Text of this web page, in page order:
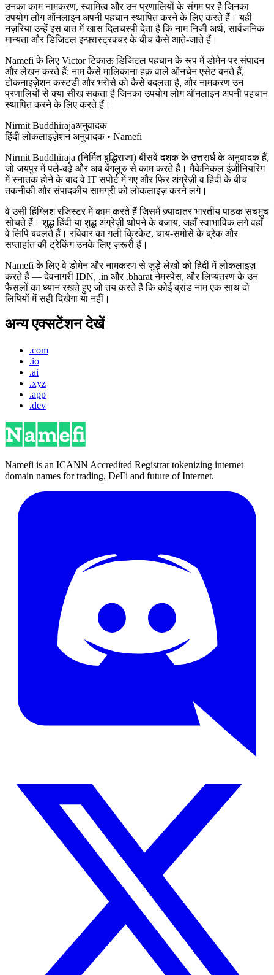
उनका काम नामकरण, स्वामित्व और उन प्रणालियों के संगम पर है जिनका
उपयोग लोग ऑनलाइन अपनी पहचान स्थापित करने के लिए करते हैं। यही
नज़रिया उन्हें इस बात में खास दिलचस्पी देता है कि नाम निजी अर्थ, सार्वजनिक
मान्यता और डिजिटल इन्फ़्रास्ट्रक्चर के बीच कैसे आते-जाते हैं।
Namefi के लिए Victor टिकाऊ डिजिटल पहचान के रूप में डोमेन पर संपादन
और लेखन करते हैं: नाम कैसे मालिकाना हक़ वाले ऑनचेन एसेट बनते हैं,
टोकनाइज़ेशन कस्टडी और भरोसे को कैसे बदलता है, और नामकरण उन
प्रणालियों से क्या सीख सकता है जिनका उपयोग लोग ऑनलाइन अपनी पहचान
स्थापित करने के लिए करते हैं।
Nirmit Buddhirajaअनुवादक
हिंदी लोकलाइज़ेशन अनुवादक • Namefi
Nirmit Buddhiraja (निर्मित बुद्धिराजा) बीसवें दशक के उत्तरार्ध के अनुवादक हैं,
जो जयपुर में पले-बढ़े और अब बेंगलुरु से काम करते हैं। मैकेनिकल इंजीनियरिंग
में स्नातक होने के बाद वे IT सपोर्ट में गए और फिर अंग्रेज़ी व हिंदी के बीच
तकनीकी और संपादकीय सामग्री को लोकलाइज़ करने लगे।
वे उसी हिंग्लिश रजिस्टर में काम करते हैं जिसमें ज़्यादातर भारतीय पाठक सचमुच
सोचते हैं। शुद्ध हिंदी या शुद्ध अंग्रेज़ी थोपने के बजाय, जहाँ स्वाभाविक लगे वहाँ
वे लिपि बदलते हैं। रविवार का गली क्रिकेट, चाय-समोसे के ब्रेक और
सप्ताहांत की ट्रेकिंग उनके लिए ज़रूरी हैं।
Namefi के लिए वे डोमेन और नामकरण से जुड़े लेखों को हिंदी में लोकलाइज़
करते हैं — देवनागरी IDN, .in और .bharat नेमस्पेस, और लिप्यंतरण के उन
फैसलों का ध्यान रखते हुए जो तय करते हैं कि कोई ब्रांड नाम एक साथ दो
लिपियों में सही दिखेगा या नहीं।
अन्य एक्सटेंशन देखें
.com
.io
.ai
.xyz
.app
.dev
Namefi is an ICANN Accredited Registrar tokenizing internet
domain names for trading, DeFi and future of Internet.